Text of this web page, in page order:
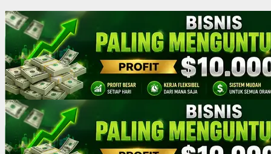
HOME
FILTER
BERITA
BIODATA
CERITA
CERPEN
EKSKLUSIF
FOTO
VIDEO
TIPS
MORE